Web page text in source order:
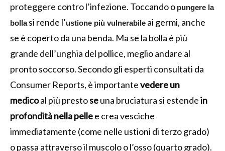
proteggere contro l’infezione. Toccando o pungere la
bollasi rende l’ustione più vulnerabile ai germi, anche
se è coperto da una benda. Ma se la bolla è più
grande dell’unghia del pollice, meglio andare al
pronto soccorso. Secondo gli esperti consultati da
Consumer Reports, è importantevedere un
medicoal più prestoseuna bruciatura si estendein
profondità nella pellee crea vesciche
immediatamente (come nelle ustioni di terzo grado)
o passa attraverso il muscolo o l’osso (quarto grado).